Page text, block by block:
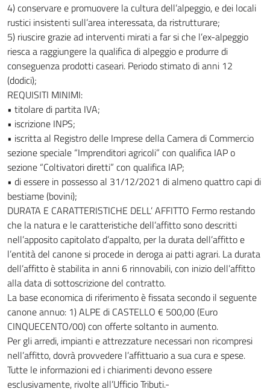
4) conservare e promuovere la cultura dell’alpeggio, e dei locali
rustici insistenti sull’area interessata, da ristrutturare;
5) riuscire grazie ad interventi mirati a far si che l’ex-alpeggio
riesca a raggiungere la qualifica di alpeggio e produrre di
conseguenza prodotti caseari. Periodo stimato di anni 12
(dodici);
REQUISITI MINIMI:
• titolare di partita IVA;
• iscrizione INPS;
• iscritta al Registro delle Imprese della Camera di Commercio
sezione speciale “Imprenditori agricoli” con qualifica IAP o
sezione “Coltivatori diretti” con qualifica IAP;
• di essere in possesso al 31/12/2021 di almeno quattro capi di
bestiame (bovini);
DURATA E CARATTERISTICHE DELL’ AFFITTO Fermo restando
che la natura e le caratteristiche dell’affitto sono descritti
nell’apposito capitolato d’appalto, per la durata dell’affitto e
l’entità del canone si procede in deroga ai patti agrari. La durata
dell’affitto è stabilita in anni 6 rinnovabili, con inizio dell’affitto
alla data di sottoscrizione del contratto.
La base economica di riferimento è fissata secondo il seguente
canone annuo: 1) ALPE di CASTELLO € 500,00 (Euro
CINQUECENTO/00) con offerte soltanto in aumento.
Per gli arredi, impianti e attrezzature necessari non ricompresi
nell’affitto, dovrà provvedere l’affittuario a sua cura e spese.
Tutte le informazioni ed i chiarimenti devono essere
esclusivamente, rivolte all’Ufficio Tributi.-